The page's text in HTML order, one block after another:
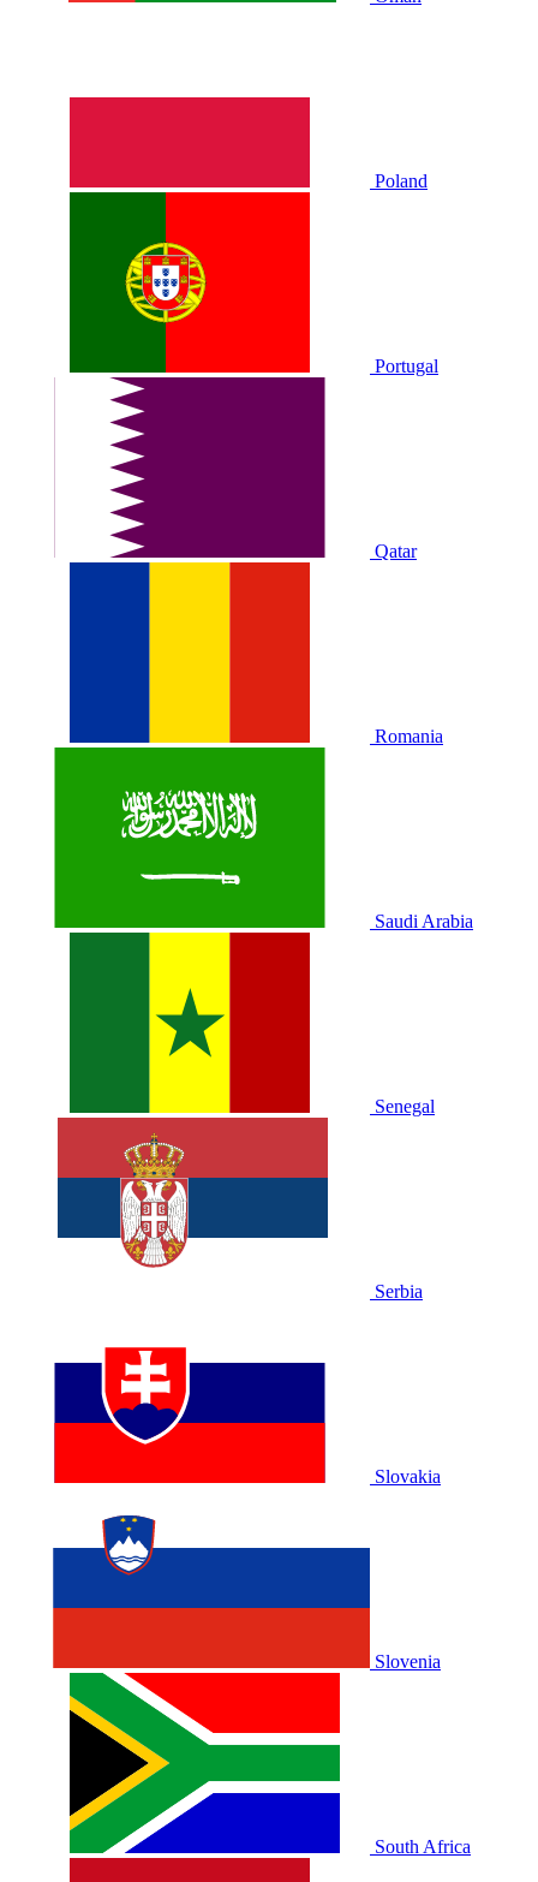
Poland
Portugal
Qatar
Romania
Saudi Arabia
Senegal
Serbia
Slovakia
Slovenia
South Africa